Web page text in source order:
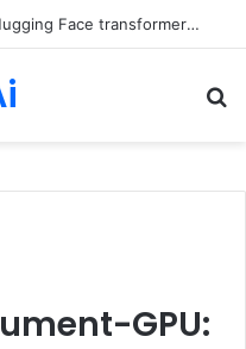
AI and LLMs
GPU: